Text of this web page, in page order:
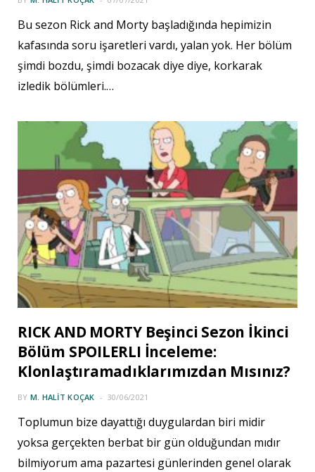
Bu sezon Rick and Morty başladığında hepimizin
kafasında soru işaretleri vardı, yalan yok. Her bölüm
şimdi bozdu, şimdi bozacak diye diye, korkarak
izledik bölümleri.…
RICK AND MORTY Beşinci Sezon İkinci
Bölüm SPOILERLI İnceleme:
Klonlaştıramadıklarımızdan Mısınız?
BY M. HALIT KOÇAK 30/06/2021
Toplumun bize dayattığı duygulardan biri midir
yoksa gerçekten berbat bir gün olduğundan mıdır
bilmiyorum ama pazartesi günlerinden genel olarak